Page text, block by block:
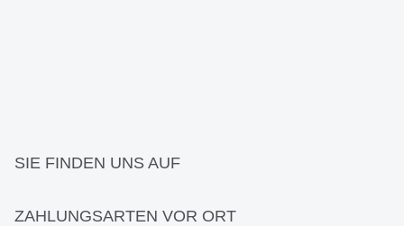
SIE FINDEN UNS AUF
ZAHLUNGSARTEN VOR ORT